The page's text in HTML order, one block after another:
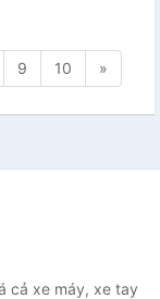
9 10 »
cả xe máy, xe tay